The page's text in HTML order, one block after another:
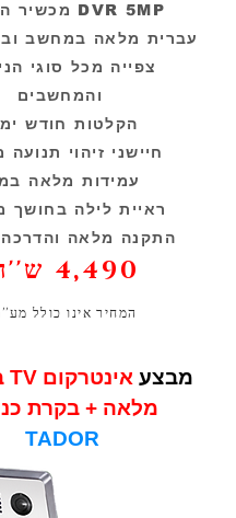
מכשיר הקלטה DVR 5MP
עברית מלאה במחשב
צפייה מכל סוגי
והמחשבים
הקלטות חודש
חיישני זיהוי תנועה
עמידות מלאה
ראיית לילה בחושך
התקנה מלאה והדרכה
4,490 ש''ח
המחיר אינו כולל
מבצע אינטרקום TV בעברית
מלאה + בקרת
TADOR